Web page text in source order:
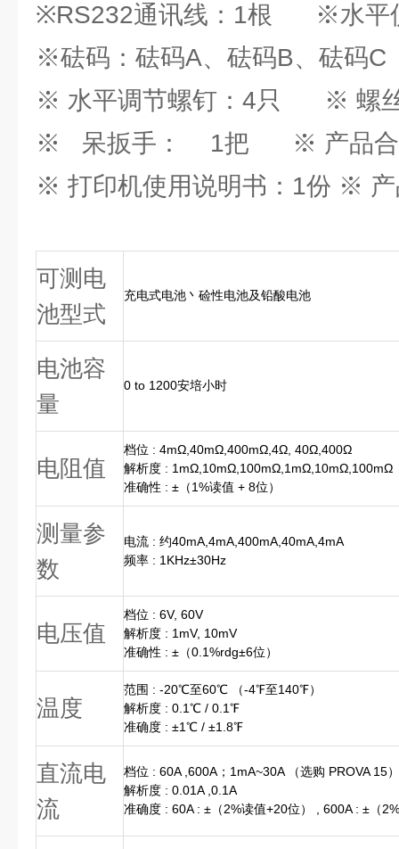
※RS232通讯线：1根 ※水平
※砝码：砝码A、砝码B、砝码
※ 水平调节螺钉：4只 ※ 螺
※ 呆扳手： 1把 ※ 产品合
※ 打印机使用说明书：1份 ※ 产
可测电
池型式
充电式电池丶硷性电池及铅酸电池
电池容
量
0 to 1200安培小时
电阻值
档位 : 4mΩ,40mΩ,400mΩ,4Ω, 40Ω,400Ω
解析度 : 1mΩ,10mΩ,100mΩ,1mΩ,10mΩ,100mΩ
准确性 : ±（1%读值 + 8位）
测量参
数
电流 : 约40mA,4mA,400mA,40mA,4mA
频率 : 1KHz±30Hz
电压值
档位 : 6V, 60V
解析度 : 1mV, 10mV
准确性 : ±（0.1%rdg±6位）
温度
范围 : -20℃至60℃ （-4℉至140℉）
解析度 : 0.1℃ / 0.1℉
准确度 : ±1℃ / ±1.8℉
直流电
流
档位 : 60A ,600A；1mA~30A （选购 PROVA 15）
解析度 : 0.01A ,0.1A
准确度 : 60A : ±（2%读值+20位） , 600A : ±（